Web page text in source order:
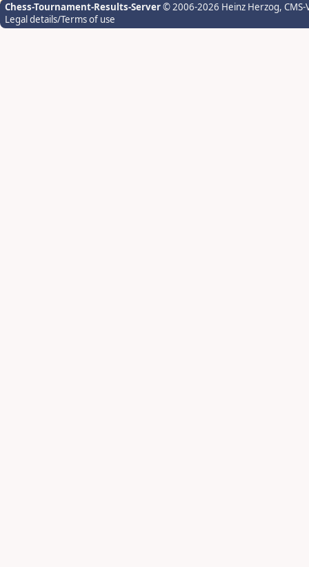
Chess-Tournament-Results-Server© 2006-2026 Heinz Herzog,
Legal details/Terms of use